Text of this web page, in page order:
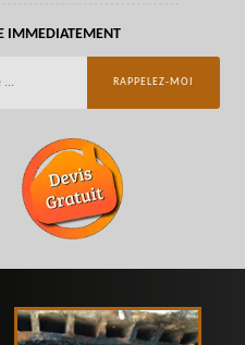
IMMEDIATEMENT